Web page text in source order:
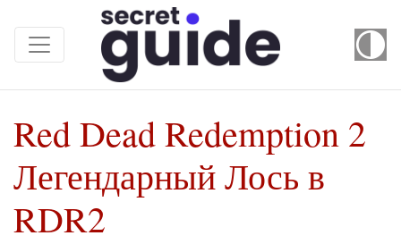
Red Dead Redemption 2
Легендарный Лось в
RDR2